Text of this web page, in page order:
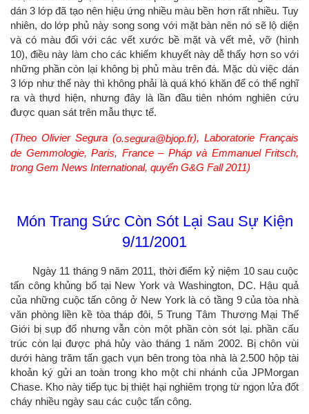
dán 3 lớp đã tạo nên hiệu ứng nhiều màu bền hơn rất nhiều. Tuy
nhiên, do lớp phủ này song song với mặt bàn nên nó sẽ lộ diện
và có màu đối với các vết xước bề mặt và vết mẻ, vỡ (hình
10), điều này làm cho các khiếm khuyết này dễ thấy hơn so với
những phần còn lại không bị phủ màu trên đá. Mặc dù việc dán
3 lớp như thế này thì không phải là quá khó khăn để có thể nghĩ
ra và thựd hiện, nhưng đây là lần đầu tiên nhóm nghiên cứu
được quan sát trên mẫu thực tế.
(Theo Olivier Segura (o.segura@bjop.fr), Laboratorie Français
de Gemmologie, Paris, France – Pháp và Emmanuel Fritsch,
trong Gem News International, quyển G&G Fall 2011)
Món Trang Sức Còn Sót Lại Sau Sự Kiện
9/11/2001
Ngày 11 tháng 9 năm 2011, thời điểm kỷ niệm 10 sau cuộc
tấn công khủng bố tại New York và Washington, DC. Hậu quả
của những cuộc tấn công ở New York là có tầng 9 của tòa nhà
văn phòng liền kề tòa tháp đôi, 5 Trung Tâm Thương Mại Thế
Giới bị sụp đổ nhưng vẫn còn một phần còn sót lại. phần cấu
trúc còn lại được phá hủy vào tháng 1 năm 2002. Bị chôn vùi
dưới hàng trăm tấn gạch vụn bên trong tòa nhà là 2.500 hộp tài
khoản ký gửi an toàn trong kho một chi nhánh của JPMorgan
Chase. Kho này tiếp tục bị thiệt hại nghiêm trọng từ ngọn lửa đốt
cháy nhiều ngày sau các cuộc tấn công.